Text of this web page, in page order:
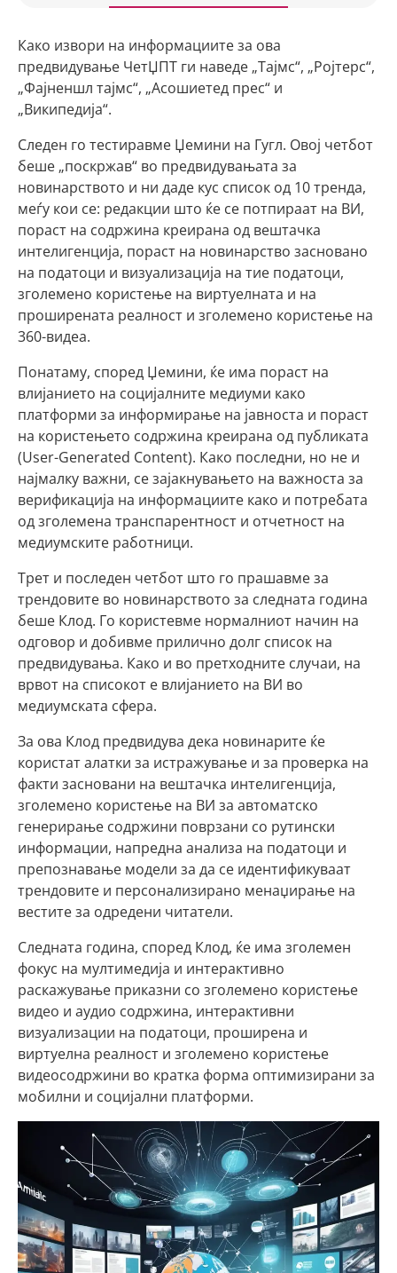
Како извори на информациите за ова
предвидување ЧетЏПТ ги наведе „Тајмс“, „Ројтерс“,
„Фајненшл тајмс“, „Асошиетед прес“ и
„Википедија“.
Следен го тестиравме Џемини на Гугл. Овој четбот
беше „поскржав“ во предвидувањата за
новинарството и ни даде кус список од 10 тренда,
меѓу кои се: редакции што ќе се потпираат на ВИ,
пораст на содржина креирана од вештачка
интелигенција, пораст на новинарство засновано
на податоци и визуализација на тие податоци,
зголемено користење на виртуелната и на
проширената реалност и зголемено користење на
360-видеа.
Понатаму, според Џемини, ќе има пораст на
влијанието на социјалните медиуми како
платформи за информирање на јавноста и пораст
на користењето содржина креирана од публиката
(User-Generated Content). Како последни, но не и
најмалку важни, се зајакнувањето на важноста за
верификација на информациите како и потребата
од зголемена транспарентност и отчетност на
медиумските работници.
Трет и последен четбот што го прашавме за
трендовите во новинарството за следната година
беше Клод. Го користевме нормалниот начин на
одговор и добивме прилично долг список на
предвидувања. Како и во претходните случаи, на
врвот на списокот е влијанието на ВИ во
медиумската сфера.
За ова Клод предвидува дека новинарите ќе
користат алатки за истражување и за проверка на
факти засновани на вештачка интелигенција,
зголемено користење на ВИ за автоматско
генерирање содржини поврзани со рутински
информации, напредна анализа на податоци и
препознавање модели за да се идентификуваат
трендовите и персонализиранo менаџирање на
вестите за одредени читатели.
Следната година, според Клод, ќе има зголемен
фокус на мултимедија и интерактивно
раскажување приказни со зголемено користење
видео и аудио содржина, интерактивни
визуализации на податоци, проширена и
виртуелна реалност и зголемено користење
видеосодржини во кратка форма оптимизирани за
мобилни и социјални платформи.